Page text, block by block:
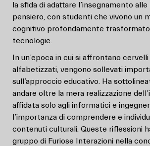
la sfida di adattare l’insegnamento
pensiero, con studenti che vivono un
cognitivo profondamente
tecnologie.
In un’epoca in cui si affrontano
alfabetizzati, vengono sollevati
sull’approccio educativo. Ha
andare oltre la mera realizzazione
affidata solo agli informatici e
l’importanza di comprendere e
contenuti culturali. Queste riflessioni
gruppo di Furiose Interazioni nella